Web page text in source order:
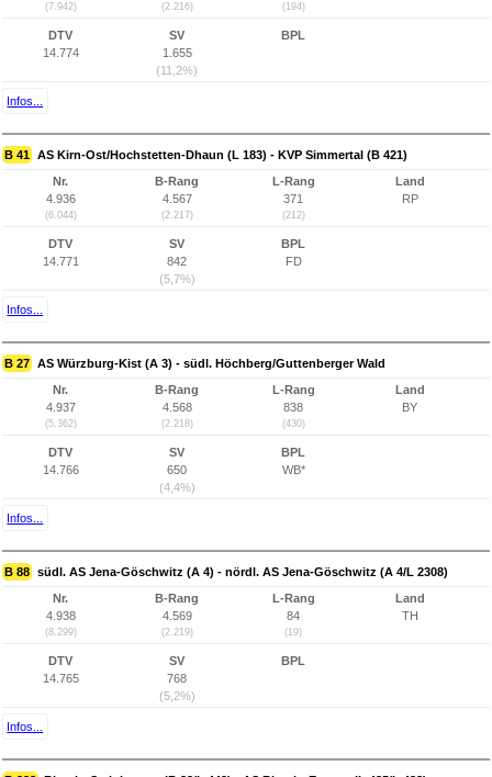
(7.942) (2.216) (194)
DTV
14.774
SV
1.655
(11,2%)
BPL
Infos...
B 41 AS Kirn-Ost/Hochstetten-Dhaun (L 183) - KVP Simmertal (B 421)
Nr.
4.936
(6.044)
B-Rang
4.567
(2.217)
L-Rang
371
(212)
Land
RP
DTV
14.771
SV
842
(5,7%)
BPL
FD
Infos...
B 27 AS Würzburg-Kist (A 3) - südl. Höchberg/Guttenberger Wald
Nr.
4.937
(5.362)
B-Rang
4.568
(2.218)
L-Rang
838
(430)
Land
BY
DTV
14.766
SV
650
(4,4%)
BPL
WB*
Infos...
B 88 südl. AS Jena-Göschwitz (A 4) - nördl. AS Jena-Göschwitz (A 4/L 2308)
Nr.
4.938
(8.299)
B-Rang
4.569
(2.219)
L-Rang
84
(19)
Land
TH
DTV
14.765
SV
768
(5,2%)
BPL
Infos...